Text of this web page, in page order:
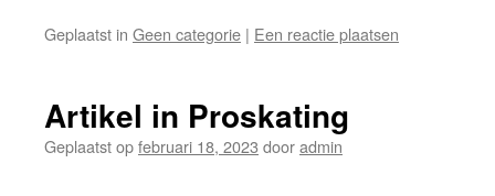
Geplaatst in Geen categorie | Een reactie plaatsen
Artikel in Proskating
Geplaatst opfebruari 18, 2023 dooradmin